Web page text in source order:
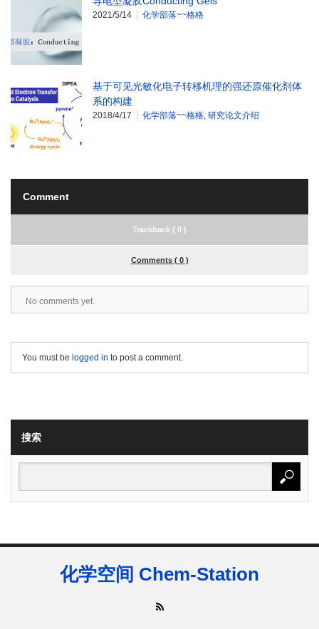
2021/5/14 化学部落~~格格
基于可见光敏化电子转移机理的强还原催化剂体
系的构建
2018/4/17 化学部落~~格格, 研究论文介绍
Comment
Trackback ( 0 )
Comments ( 0 )
No comments yet.
You must be logged in to post a comment.
搜索
化学空间 Chem-Station